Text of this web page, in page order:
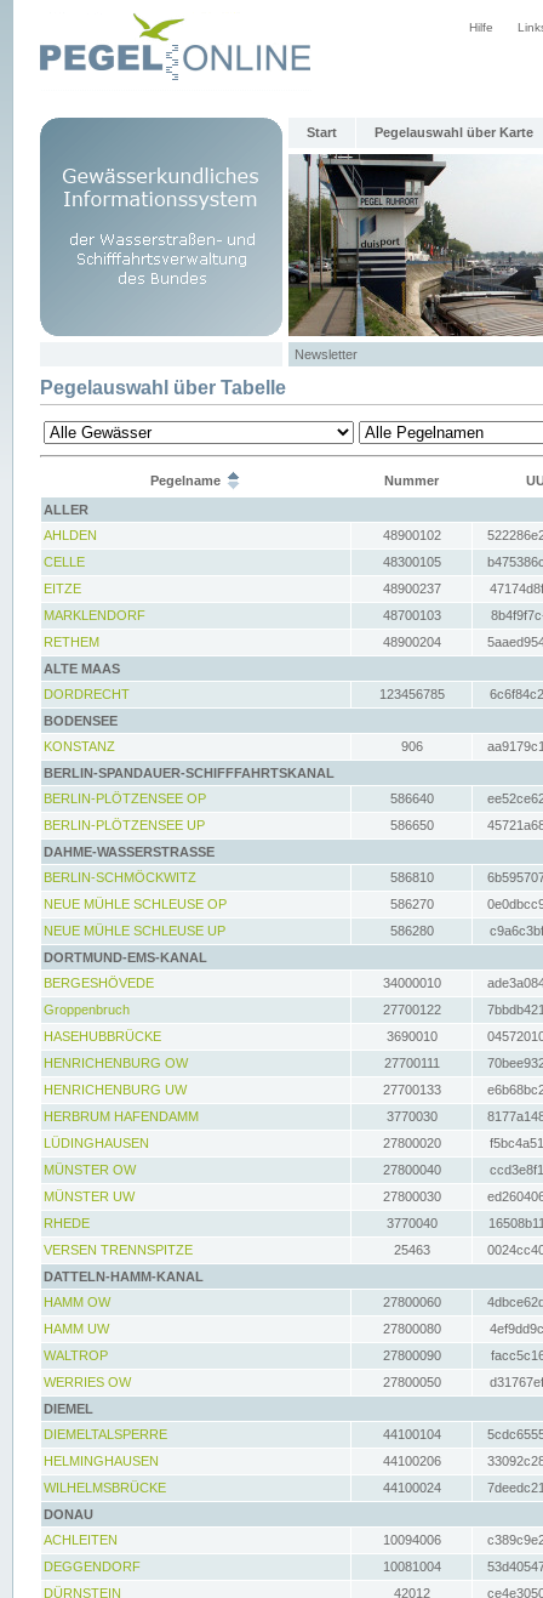
Hilfe
Start Pegelauswahl über Karte
Newsletter
Pegelauswahl über Tabelle
Pegelname Nummer
ALLER
AHLDEN
48900102
CELLE
48300105
EITZE
48900237
MARKLENDORF
48700103
RETHEM
48900204
ALTE MAAS
DORDRECHT
123456785
BODENSEE
KONSTANZ
906
BERLIN-SPANDAUER-SCHIFFFAHRTSKANAL
BERLIN-PLÖTZENSEE OP
586640
BERLIN-PLÖTZENSEE UP
586650
DAHME-WASSERSTRASSE
BERLIN-SCHMÖCKWITZ
586810
NEUE MÜHLE SCHLEUSE OP
586270
NEUE MÜHLE SCHLEUSE UP
586280
DORTMUND-EMS-KANAL
BERGESHÖVEDE
34000010
Groppenbruch
27700122
HASEHUBBRÜCKE
3690010
HENRICHENBURG OW
27700111
HENRICHENBURG UW
27700133
HERBRUM HAFENDAMM
3770030
LÜDINGHAUSEN
27800020
MÜNSTER OW
27800040
MÜNSTER UW
27800030
RHEDE
3770040
VERSEN TRENNSPITZE
25463
DATTELN-HAMM-KANAL
HAMM OW
27800060
HAMM UW
27800080
WALTROP
27800090
WERRIES OW
27800050
DIEMEL
DIEMELTALSPERRE
44100104
HELMINGHAUSEN
44100206
WILHELMSBRÜCKE
44100024
DONAU
ACHLEITEN
10094006
DEGGENDORF
10081004
DÜRNSTEIN
42012